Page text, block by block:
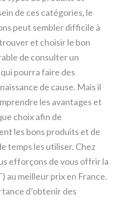
de ces catégories, le
peut sembler difficile à
et choisir le bon
de consulter un
pourra faire des
de cause. Mais il
les avantages et
choix afin de
les bons produits et de
temps les utiliser. Chez
efforçons de vous offrir la
au meilleur prix en France.
d’obtenir des